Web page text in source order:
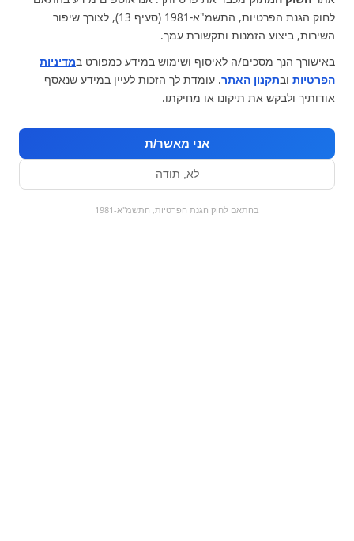
כל המוצרים
0
הקניות שלי מבצעים
לחוק הגנת הפרטיות, התשמ"א-1981 (סעיף 13), לצורך שיפור
השירות, ביצוע הזמנות ותקשורת עמך.
באישורך הנך מסכים/ה לאיסוף ושימוש במידע כמפורט במדיניות
הפרטיות ובתקנון האתר. עומדת לך הזכות לעיין במידע שנאסף
אודותיך ולבקש את תיקונו או מחיקתו.
אני מאשר/ת
לא, תודה
בהתאם לחוק הגנת הפרטיות, התשמ"א-1981